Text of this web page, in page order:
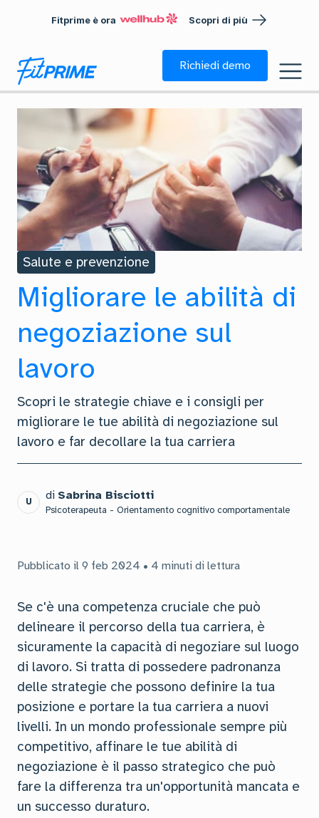
Fitprime è ora Scopri di più
Richiedi demo
Salute e prevenzione
Migliorare le abilità di
negoziazione sul
lavoro
Scopri le strategie chiave e i consigli per
migliorare le tue abilità di negoziazione sul
lavoro e far decollare la tua carriera
U di Sabrina Bisciotti
Psicoterapeuta - Orientamento cognitivo comportamentale
Pubblicato il 9 feb 2024 • 4 minuti di lettura
Se c'è una competenza cruciale che può
delineare il percorso della tua carriera, è
sicuramente la capacità di negoziare sul luogo
di lavoro. Si tratta di possedere padronanza
delle strategie che possono definire la tua
posizione e portare la tua carriera a nuovi
livelli. In un mondo professionale sempre più
competitivo, affinare le tue abilità di
negoziazione è il passo strategico che può
fare la differenza tra un'opportunità mancata e
un successo duraturo.